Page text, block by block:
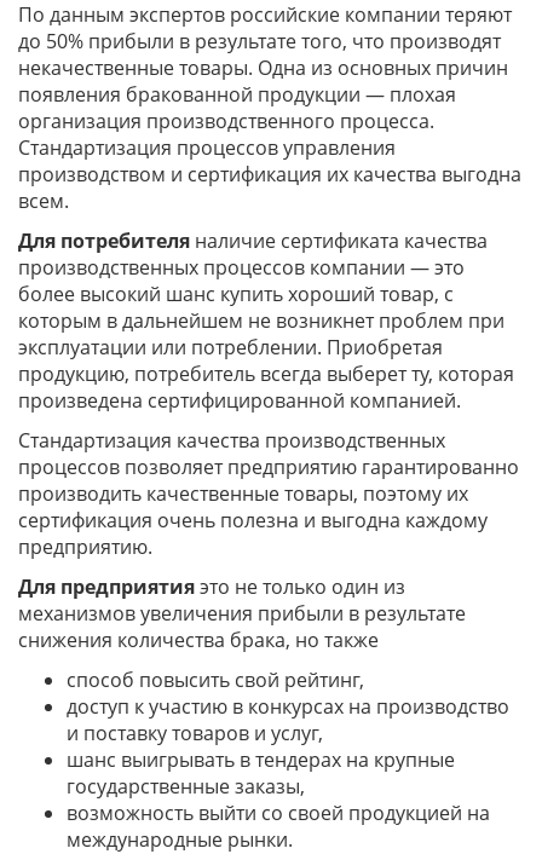
По данным экспертов российские компании теряют
до 50% прибыли в результате того, что производят
некачественные товары. Одна из основных причин
появления бракованной продукции — плохая
организация производственного процесса.
Стандартизация процессов управления
производством и сертификация их качества выгодна
всем.
Для потребителя наличие сертификата качества
производственных процессов компании — это
более высокий шанс купить хороший товар, с
которым в дальнейшем не возникнет проблем при
эксплуатации или потреблении. Приобретая
продукцию, потребитель всегда выберет ту, которая
произведена сертифицированной компанией.
Стандартизация качества производственных
процессов позволяет предприятию гарантированно
производить качественные товары, поэтому их
сертификация очень полезна и выгодна каждому
предприятию.
Для предприятияэто не только один из
механизмов увеличения прибыли в результате
снижения количества брака, но также
способ повысить свой рейтинг,
доступ к участию в конкурсах на производство
и поставку товаров и услуг,
шанс выигрывать в тендерах на крупные
государственные заказы,
возможность выйти со своей продукцией на
международные рынки.